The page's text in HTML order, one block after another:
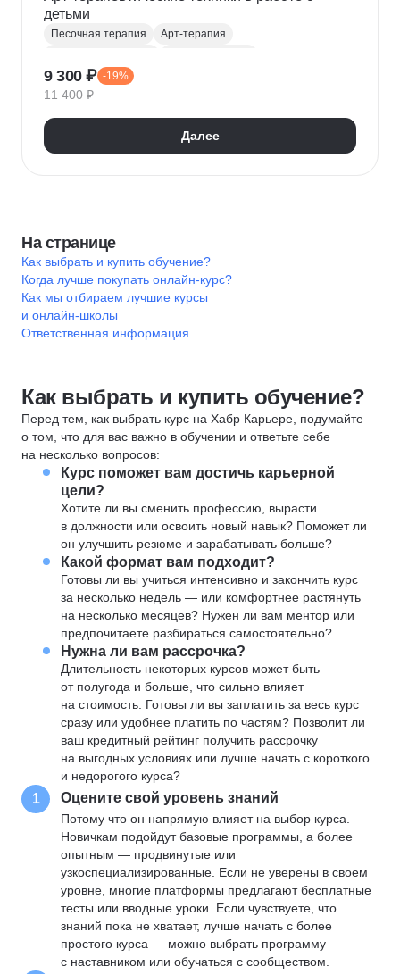
детьми
Песочная терапия
Арт-терапия
Сказкотерапия
9 300 ₽ -19%
11 400 ₽
Далее
На странице
Как выбрать и купить обучение?
Когда лучше покупать онлайн-курс?
Как мы отбираем лучшие курсы
и онлайн-школы
Ответственная информация
Как выбрать и купить обучение?
Перед тем, как выбрать курс на Хабр Карьере, подумайте
о том, что для вас важно в обучении и ответьте себе
на несколько вопросов:
Курс поможет вам достичь карьерной
цели?
Хотите ли вы сменить профессию, вырасти
в должности или освоить новый навык? Поможет ли
он улучшить резюме и зарабатывать больше?
Какой формат вам подходит?
Готовы ли вы учиться интенсивно и закончить курс
за несколько недель — или комфортнее растянуть
на несколько месяцев? Нужен ли вам ментор или
предпочитаете разбираться самостоятельно?
Нужна ли вам рассрочка?
Длительность некоторых курсов может быть
от полугода и больше, что сильно влияет
на стоимость. Готовы ли вы заплатить за весь курс
сразу или удобнее платить по частям? Позволит ли
ваш кредитный рейтинг получить рассрочку
на выгодных условиях или лучше начать с короткого
и недорогого курса?
1 Оцените свой уровень знаний
Потому что он напрямую влияет на выбор курса.
Новичкам подойдут базовые программы, а более
опытным — продвинутые или
узкоспециализированные. Если не уверены в своем
уровне, многие платформы предлагают бесплатные
тесты или вводные уроки. Если чувствуете, что
знаний пока не хватает, лучше начать с более
простого курса — можно выбрать программу
с наставником или обучаться с сообществом.